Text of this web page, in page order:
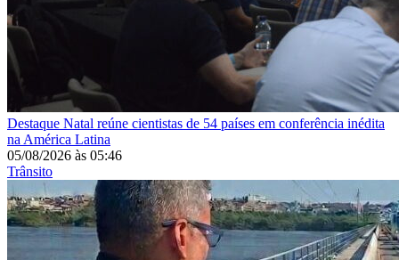
Destaque Natal reúne cientistas de 54 países em conferência inédita
na América Latina
05/08/2026 às 05:46
Trânsito